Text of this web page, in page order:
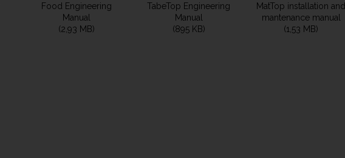
Food Engineering
Manual
(2,93 MB)
TabeTop Engineering
Manual
(895 KB)
MatTop installation and
mantenance manual
(1,53 MB)